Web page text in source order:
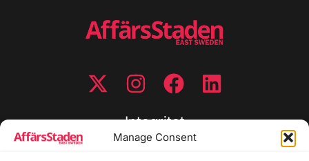
Manage Consent
Integritet